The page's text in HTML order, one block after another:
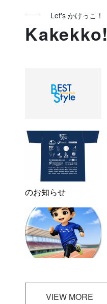
Let's かけっこ！
Kakekko!
のお知らせ
VIEW MORE